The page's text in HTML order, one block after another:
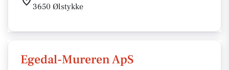
3650 Ølstykke
Egedal-Mureren ApS